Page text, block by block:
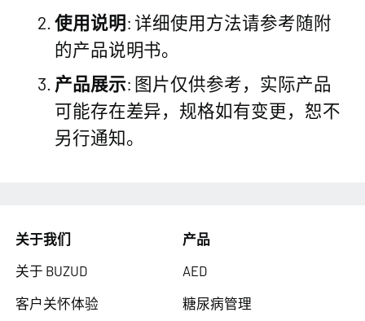
使用说明: 详细使用方法请参考随附
的产品说明书。
产品展示: 图片仅供参考，实际产品
可能存在差异，规格如有变更，恕不
另行通知。
关于我们
关于 BUZUD
客户关怀体验
产品
AED
糖尿病管理